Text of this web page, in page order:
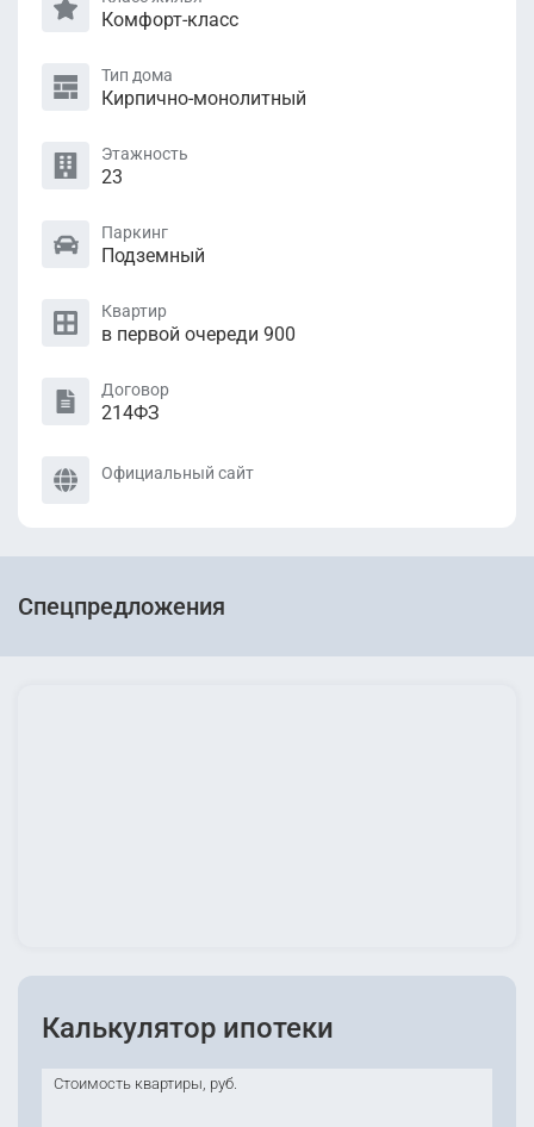
Комфорт-класс
Тип дома
Кирпично-монолитный
Этажность
23
Паркинг
Подземный
Квартир
в первой очереди 900
Договор
214ФЗ
Официальный сайт
Спецпредложения
Калькулятор ипотеки
Стоимость квартиры, руб.